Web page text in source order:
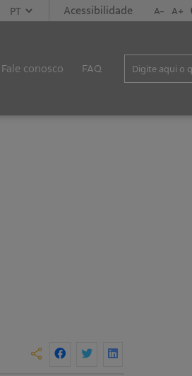
Acessibilidade A- A+
Fale conosco FAQ